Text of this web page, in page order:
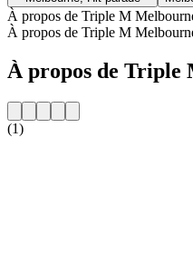
À propos de Triple M
À propos de Triple M
À propos de Triple
(1)